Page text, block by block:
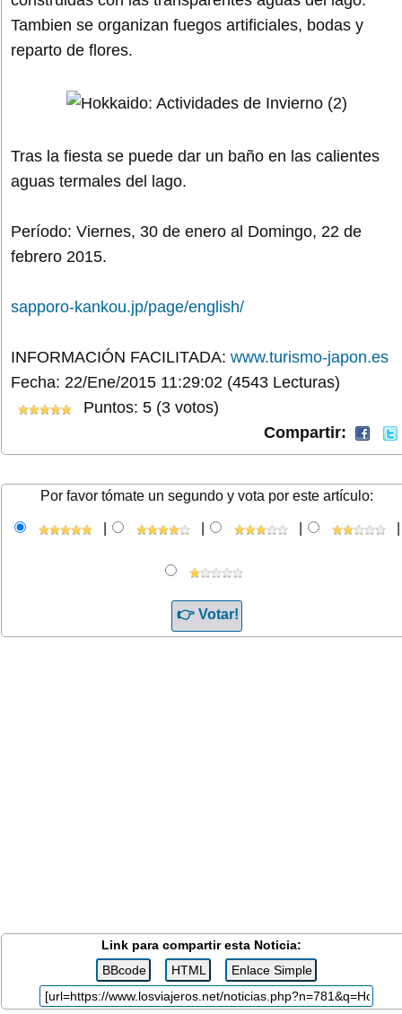
Tambien se organizan fuegos artificiales, bodas y
reparto de flores.
Tras la fiesta se puede dar un baño en las calientes
aguas termales del lago.
Período: Viernes, 30 de enero al Domingo, 22 de
febrero 2015.
sapporo-kankou.jp/page/english/
INFORMACIÓN FACILITADA: www.turismo-japon.es
Fecha: 22/Ene/2015 11:29:02 (4543 Lecturas)
Puntos: 5 (3 votos)
Compartir:
Por favor tómate un segundo y vota por este artículo:
Link para compartir esta Noticia: